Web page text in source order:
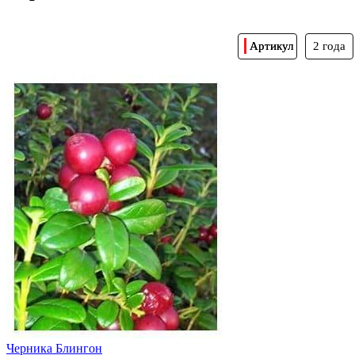
Артикул 2 года
Черника Блингон